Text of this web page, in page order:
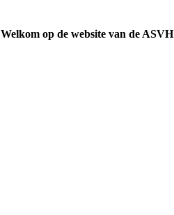
Welkom op de website van de ASVH